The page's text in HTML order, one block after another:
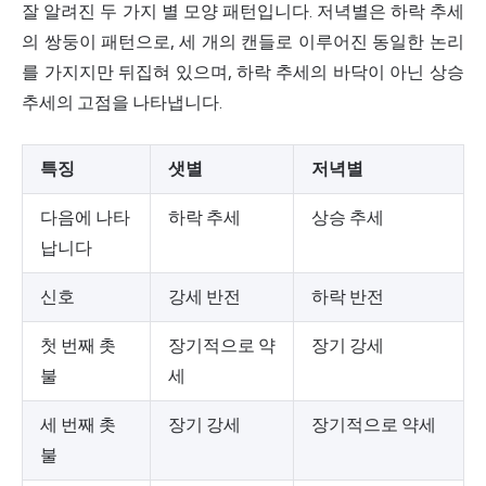
잘 알려진 두 가지 별 모양 패턴입니다. 저녁별은 하락 추세
의 쌍둥이 패턴으로, 세 개의 캔들로 이루어진 동일한 논리
를 가지지만 뒤집혀 있으며, 하락 추세의 바닥이 아닌 상승
추세의 고점을 나타냅니다.
특징 샛별 저녁별
다음에 나타
납니다
하락 추세 상승 추세
신호 강세 반전 하락 반전
첫 번째 촛
불
장기적으로 약
세
장기 강세
세 번째 촛
불
장기 강세 장기적으로 약세